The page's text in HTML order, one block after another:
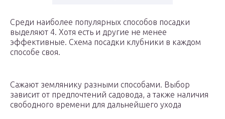
Среди наиболее популярных способов посадки
выделяют 4. Хотя есть и другие не менее
эффективные. Схема посадки клубники в каждом
способе своя.
Сажают землянику разными способами. Выбор
зависит от предпочтений садовода, а также наличия
свободного времени для дальнейшего ухода